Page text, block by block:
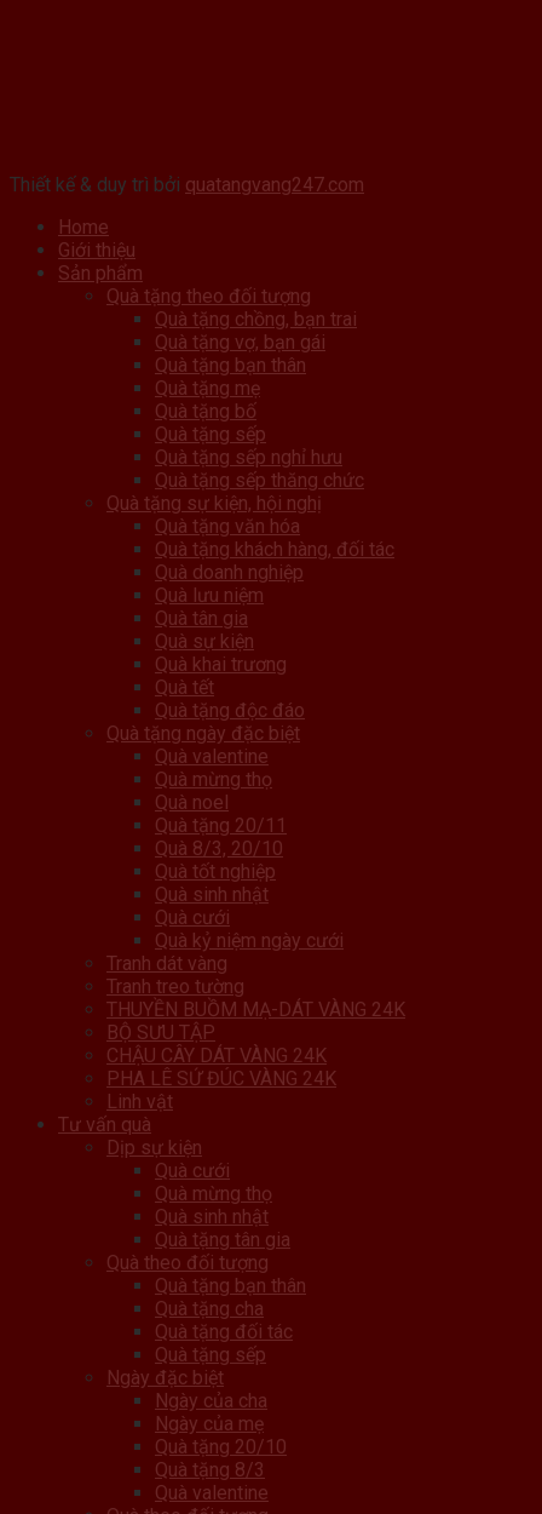
Thiết kế & duy trì bởi quatangvang247.com
Home
Giới thiệu
Sản phẩm
Quà tặng theo đối tượng
Quà tặng chồng, bạn trai
Quà tặng vợ, bạn gái
Quà tặng bạn thân
Quà tặng mẹ
Quà tặng bố
Quà tặng sếp
Quà tặng sếp nghỉ hưu
Quà tặng sếp thăng chức
Quà tặng sự kiện, hội nghị
Quà tặng văn hóa
Quà tặng khách hàng, đối tác
Quà doanh nghiệp
Quà lưu niệm
Quà tân gia
Quà sự kiện
Quà khai trương
Quà tết
Quà tặng độc đáo
Quà tặng ngày đặc biệt
Quà valentine
Quà mừng thọ
Quà noel
Quà tặng 20/11
Quà 8/3, 20/10
Quà tốt nghiệp
Quà sinh nhật
Quà cưới
Quà kỷ niệm ngày cưới
Tranh dát vàng
Tranh treo tường
THUYỀN BUỒM MẠ-DÁT VÀNG 24K
BỘ SƯU TẬP
CHẬU CÂY DÁT VÀNG 24K
PHA LÊ SỨ ĐÚC VÀNG 24K
Linh vật
Tư vấn quà
Dịp sự kiện
Quà cưới
Quà mừng thọ
Quà sinh nhật
Quà tặng tân gia
Quà theo đối tượng
Quà tặng bạn thân
Quà tặng cha
Quà tặng đối tác
Quà tặng sếp
Ngày đặc biệt
Ngày của cha
Ngày của mẹ
Quà tặng 20/10
Quà tặng 8/3
Quà valentine